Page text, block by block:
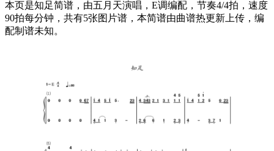
本页是知足简谱，由五月天演唱，E调编配，节奏4/4拍，速度
90拍每分钟，共有5张图片谱，本简谱由曲谱热更新上传，编
配制谱未知。